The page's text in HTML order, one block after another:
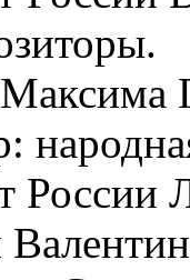
России